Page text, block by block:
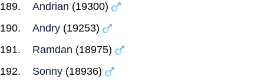
Andrian (19300)
Andry (19253)
Ramdan (18975)
Sonny (18936)